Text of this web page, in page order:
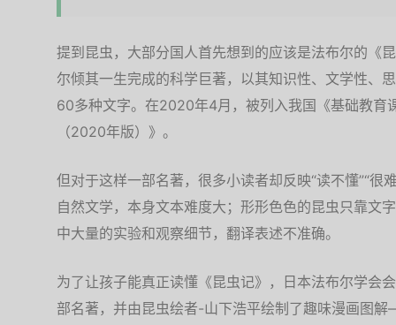
提到昆虫，大部分国人首先想到的应该是法布尔的《
尔倾其一生完成的科学巨著，以其知识性、文学性、
60多种文字。在2020年4月，被列入我国《基础教育
（2020年版）》。
但对于这样一部名著，很多小读者却反映“读不懂”“很
自然文学，本身文本难度大；形形色色的昆虫只靠文
中大量的实验和观察细节，翻译表述不准确。
为了让孩子能真正读懂《昆虫记》，日本法布尔学会
部名著，并由昆虫绘者-山下浩平绘制了趣味漫画图